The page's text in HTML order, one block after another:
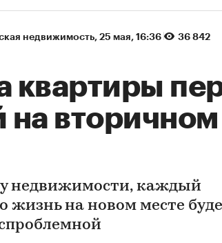
недвижимость⁠, 25 мая, 16:36
36 842
квартиры
на вторичном
недвижимости, каждый
жизнь на новом месте